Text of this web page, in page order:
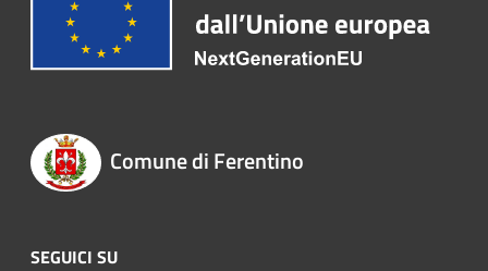
Comune di Ferentino
SEGUICI SU